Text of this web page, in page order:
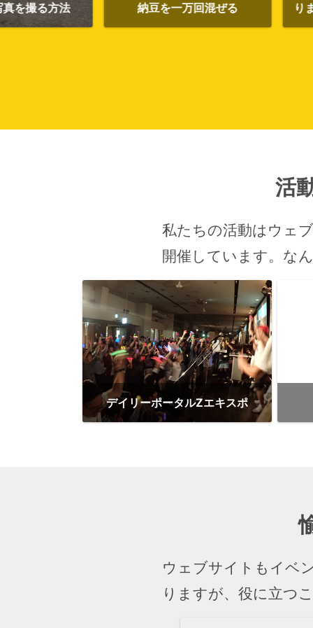
納豆を一万回混ぜる
りました
活
私たちの活動はウェ
開催しています。 な
デイリーポータルZエキスポ
ウェブサイトもイベ
りますが、役に立つ